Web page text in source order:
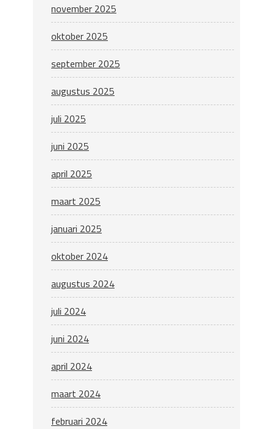
november 2025
oktober 2025
september 2025
augustus 2025
juli 2025
juni 2025
april 2025
maart 2025
januari 2025
oktober 2024
augustus 2024
juli 2024
juni 2024
april 2024
maart 2024
februari 2024